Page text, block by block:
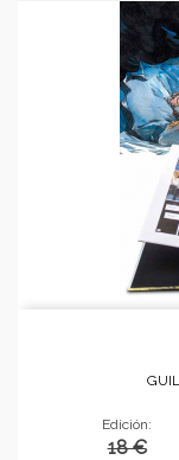
Edición:
18 €